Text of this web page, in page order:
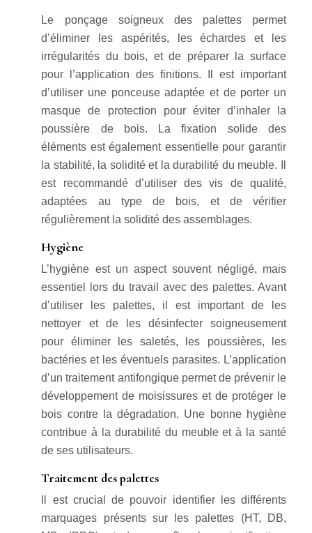
Le ponçage soigneux des palettes permet
d’éliminer les aspérités, les échardes et les
irrégularités du bois, et de préparer la surface
pour l’application des finitions. Il est important
d’utiliser une ponceuse adaptée et de porter un
masque de protection pour éviter d’inhaler la
poussière de bois. La fixation solide des
éléments est également essentielle pour garantir
la stabilité, la solidité et la durabilité du meuble. Il
est recommandé d’utiliser des vis de qualité,
adaptées au type de bois, et de vérifier
régulièrement la solidité des assemblages.
Hygiène
L’hygiène est un aspect souvent négligé, mais
essentiel lors du travail avec des palettes. Avant
d’utiliser les palettes, il est important de les
nettoyer et de les désinfecter soigneusement
pour éliminer les saletés, les poussières, les
bactéries et les éventuels parasites. L’application
d’un traitement antifongique permet de prévenir le
développement de moisissures et de protéger le
bois contre la dégradation. Une bonne hygiène
contribue à la durabilité du meuble et à la santé
de ses utilisateurs.
Traitement des palettes
Il est crucial de pouvoir identifier les différents
marquages présents sur les palettes (HT, DB,